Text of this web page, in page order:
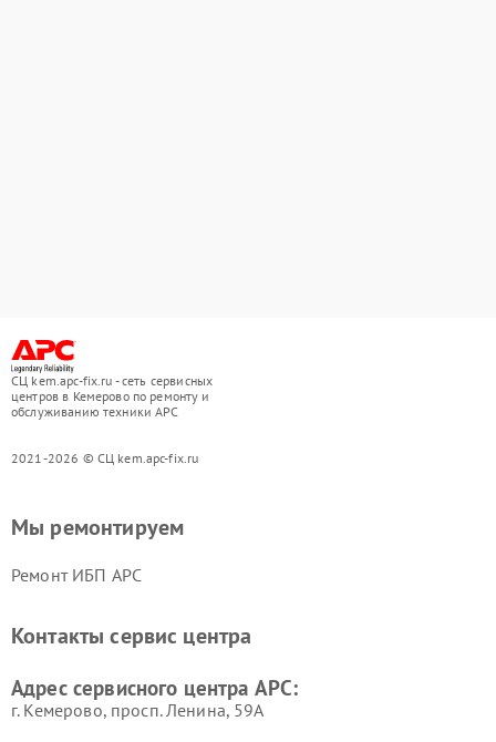
СЦ kem.apc-fix.ru - сеть сервисных
центров в Кемерово по ремонту и
обслуживанию техники APC
2021-2026 © СЦ kem.apc-fix.ru
Мы ремонтируем
Ремонт ИБП APC
Контакты сервис центра
Адрес сервисного центра APC:
г. Кемерово, просп. Ленина, 59А